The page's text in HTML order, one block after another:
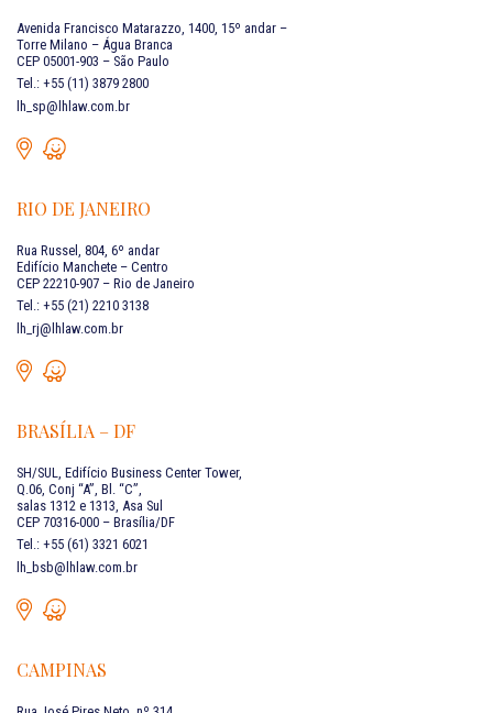
Avenida Francisco Matarazzo, 1400, 15º andar –
Torre Milano – Água Branca
CEP 05001-903 – São Paulo
Tel.: +55 (11) 3879 2800
lh_sp@lhlaw.com.br
RIO DE JANEIRO
Rua Russel, 804, 6º andar
Edifício Manchete – Centro
CEP 22210-907 – Rio de Janeiro
Tel.: +55 (21) 2210 3138
lh_rj@lhlaw.com.br
BRASÍLIA – DF
SH/SUL, Edifício Business Center Tower,
Q.06, Conj “A”, Bl. “C”,
salas 1312 e 1313, Asa Sul
CEP 70316-000 – Brasília/DF
Tel.: +55 (61) 3321 6021
lh_bsb@lhlaw.com.br
CAMPINAS